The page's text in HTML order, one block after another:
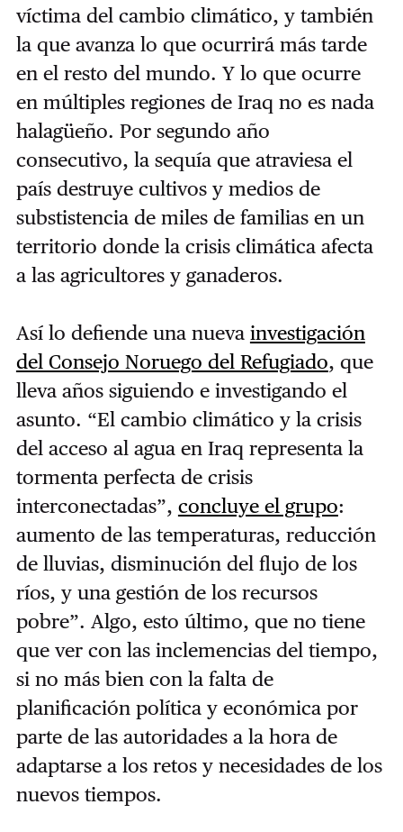
víctima del cambio climático, y también
la que avanza lo que ocurrirá más tarde
en el resto del mundo. Y lo que ocurre
en múltiples regiones de Iraq no es nada
halagüeño. Por segundo año
consecutivo, la sequía que atraviesa el
país destruye cultivos y medios de
substistencia de miles de familias en un
territorio donde la crisis climática afecta
a las agricultores y ganaderos.
Así lo defiende una nueva investigación
del Consejo Noruego del Refugiado, que
lleva años siguiendo e investigando el
asunto. “El cambio climático y la crisis
del acceso al agua en Iraq representa la
tormenta perfecta de crisis
interconectadas”, concluye el grupo:
aumento de las temperaturas, reducción
de lluvias, disminución del flujo de los
ríos, y una gestión de los recursos
pobre”. Algo, esto último, que no tiene
que ver con las inclemencias del tiempo,
si no más bien con la falta de
planificación política y económica por
parte de las autoridades a la hora de
adaptarse a los retos y necesidades de los
nuevos tiempos.